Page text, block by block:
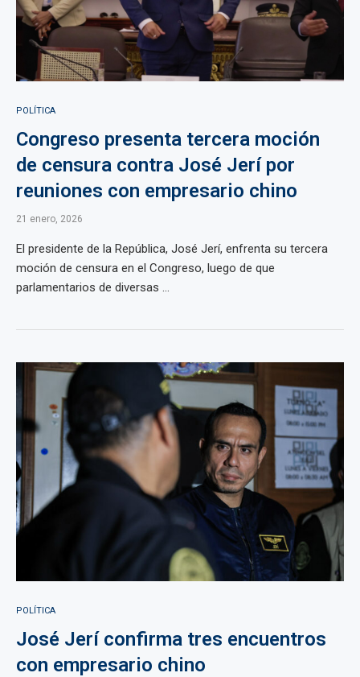
POLÍTICA
Congreso presenta tercera moción
de censura contra José Jerí por
reuniones con empresario chino
21 enero, 2026
El presidente de la República, José Jerí, enfrenta su tercera
moción de censura en el Congreso, luego de que
parlamentarios de diversas ...
POLÍTICA
José Jerí confirma tres encuentros
con empresario chino